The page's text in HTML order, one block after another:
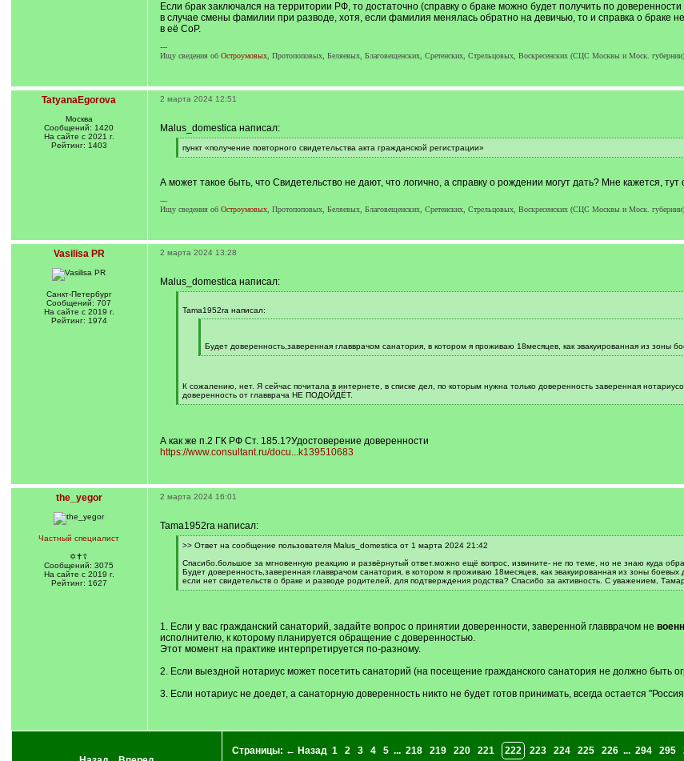
Если брак заключался на территории РФ, то достаточно (справку о браке можно будет получить по
в случае смены фамилии при разводе, хотя, если фамилия менялась обратно на девичью, то и справка о
в её СоР.
---
Ищу сведения об Остроумовых, Протопоповых, Беляевых, Благовещенских, Сретенских, Стрельцовых, Воскресенских (СЦС Москвы и Моск.
TatyanaEgorova
Москва
Сообщений: 1420
На сайте с 2021 г.
Рейтинг: 1403
2 марта 2024 12:51
Malus_domestica написал:
[
q
пункт «получение повторного свидетельства акта гражданской регистрации»
[
]
А может такое быть, что Свидетельство не дают, что логично, а справку о рождении могут дать? Мне кажется,
---
Ищу сведения об Остроумовых, Протопоповых, Беляевых, Благовещенских, Сретенских, Стрельцовых, Воскресенских (СЦС Москвы и Моск.
Vasilisa PR
Санкт-Петербург
Сообщений: 707
На сайте с 2019 г.
Рейтинг: 1974
2 марта 2024 13:28
Malus_domestica написал:
q
Tama1952ra написал:
]Будет доверенность,заверенная главврачом санатория, в котором я проживаю 18месяцев, как эвакуированная из зоны
[
К сожалению, нет. Я сейчас почитала в интернете, в списке дел, по которым нужна только доверенность заверенная
доверенность от главврача НЕ ПОДОЙДЁТ.
[
А как же п.2 ГК РФ Ст. 185.1?Удостоверение доверенности
https://www.consultant.ru/docu...k139510683
the_yegor
Частный специалист
✡✝☦
Сообщений: 3075
На сайте с 2019 г.
Рейтинг: 1627
2 марта 2024 16:01
Tama1952ra написал:
[
]
>> Ответ на сообщение пользователя Malus_domestica от 1 марта 2024 21:42
Спасибо.большое за мгновенную реакцию и развёрнутый ответ.можно ещё вопрос, извините- не по теме, но не знаю куда
Будет доверенность,заверенная главврачом санатория, в котором я проживаю 18месяцев, как эвакуированная из зоны
если нет свидетельств о браке и разводе родителей, для подтверждения родства? Спасибо за активность. С уважением,
[
1. Если у вас гражданский санаторий, задайте вопрос о принятии доверенности, заверенной главврачом не
исполнителю, к которому планируется обращение с доверенностью.
Этот момент на практике интерпретируется по-разному.
2. Если выездной нотариус может посетить санаторий (на посещение гражданского санатория не должно быть
3. Если нотариус не доедет, а санаторную доверенность никто не будет готов принимать, всегда остается
Страницы: ← Назад 1 2 3 4 5 ... 218 219 220 221 222 223 224 225 226 ... 294 295